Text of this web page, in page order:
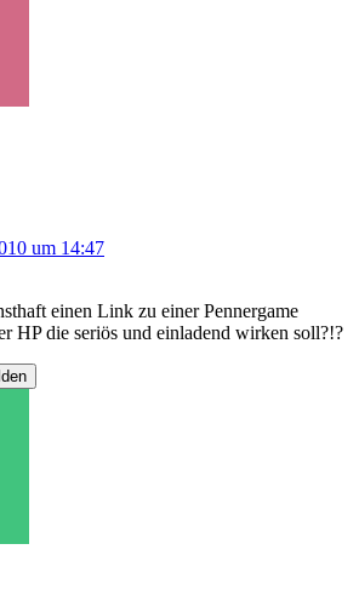
um 14:47
einen Link zu einer Pennergame
HP die seriös und einladend wirken soll?!?